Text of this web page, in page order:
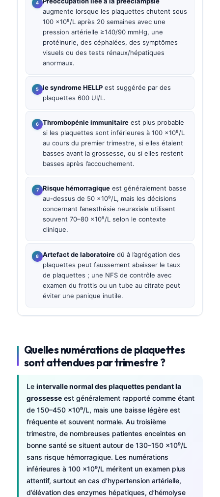
augmente lorsque les plaquettes chutent sous
100 ×10⁹/L après 20 semaines avec une
pression artérielle ≥140/90 mmHg, une
protéinurie, des céphalées, des symptômes
visuels ou des tests rénaux/hépatiques
anormaux.
le syndrome HELLP est suggérée par des
plaquettes 600 UI/L.
Thrombopénie immunitaire est plus probable
si les plaquettes sont inférieures à 100 ×10⁹/L
au cours du premier trimestre, si elles étaient
basses avant la grossesse, ou si elles restent
basses après l’accouchement.
Risque hémorragique est généralement basse
au-dessus de 50 ×10⁹/L, mais les décisions
concernant l’anesthésie neuraxiale utilisent
souvent 70–80 ×10⁹/L selon le contexte
clinique.
Artefact de laboratoire dû à l’agrégation des
plaquettes peut faussement abaisser le taux
de plaquettes ; une NFS de contrôle avec
examen du frottis ou un tube au citrate peut
éviter une panique inutile.
Quelles numérations de plaquettes
sont attendues par trimestre ?
Le intervalle normal des plaquettes pendant la
grossesse est généralement rapporté comme étant
de 150–450 ×10⁹/L, mais une baisse légère est
fréquente et souvent normale. Au troisième
trimestre, de nombreuses patientes enceintes en
bonne santé se situent autour de 130–150 ×10⁹/L
sans risque hémorragique. Les numérations
inférieures à 100 ×10⁹/L méritent un examen plus
attentif, surtout en cas d’hypertension artérielle,
d’élévation des enzymes hépatiques, d’hémolyse